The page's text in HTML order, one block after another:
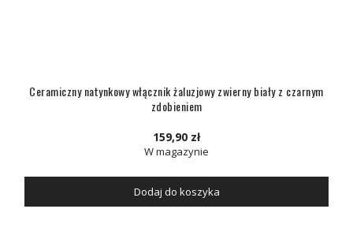
Ceramiczny natynkowy włącznik żaluzjowy zwierny biały z czarnym
zdobieniem
159,90 zł
W magazynie
Dodaj do koszyka